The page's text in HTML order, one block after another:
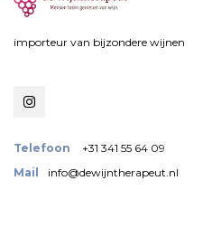
importeur van bijzondere wijnen
Telefoon
+31 341 55 64 09
Mail
info@dewijntherapeut.nl